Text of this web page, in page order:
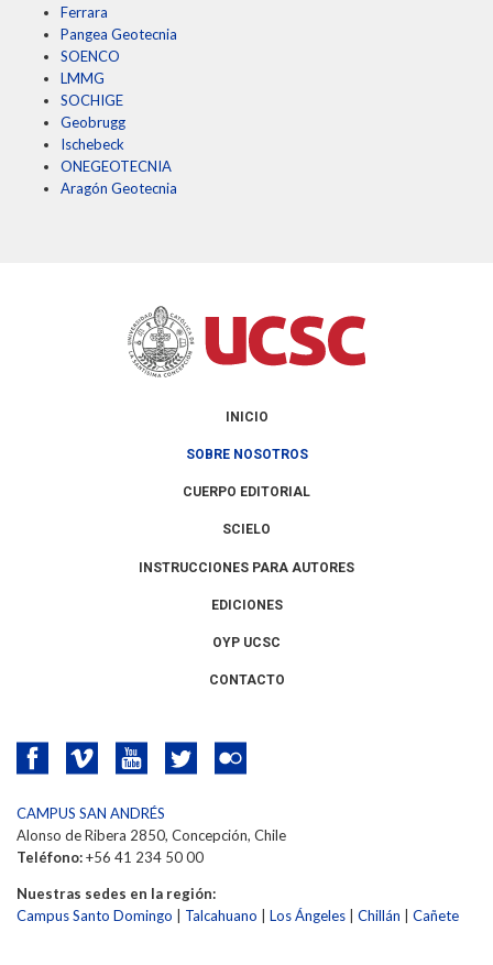
Ferrara
Pangea Geotecnia
SOENCO
LMMG
SOCHIGE
Geobrugg
Ischebeck
ONEGEOTECNIA
Aragón Geotecnia
INICIO
SOBRE NOSOTROS
CUERPO EDITORIAL
SCIELO
INSTRUCCIONES PARA AUTORES
EDICIONES
OYP UCSC
CONTACTO
CAMPUS SAN ANDRÉS
Alonso de Ribera 2850, Concepción, Chile
Teléfono:+56 41 234 50 00
Nuestras sedes en la región:
Campus Santo Domingo
Talcahuano Los Ángeles Chillán Cañete